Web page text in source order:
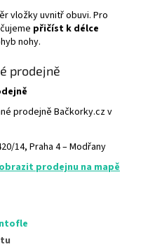
vložky uvnitř obuvi. Pro
přičíst k délce
nohy.
prodejně
prodejně Bačkorky.cz v
14, Praha 4 – Modřany
prodejnu na mapě